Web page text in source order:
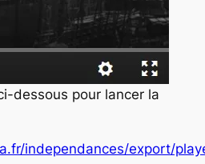
dessous pour lancer la
independances/export/